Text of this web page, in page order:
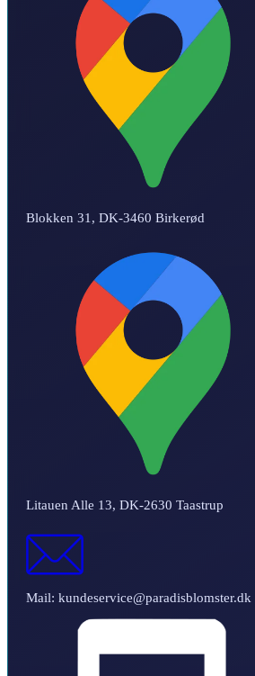
Blokken 31, DK-3460 Birkerød
Litauen Alle 13, DK-2630 Taastrup
Mail: kundeservice@paradisblomster.dk